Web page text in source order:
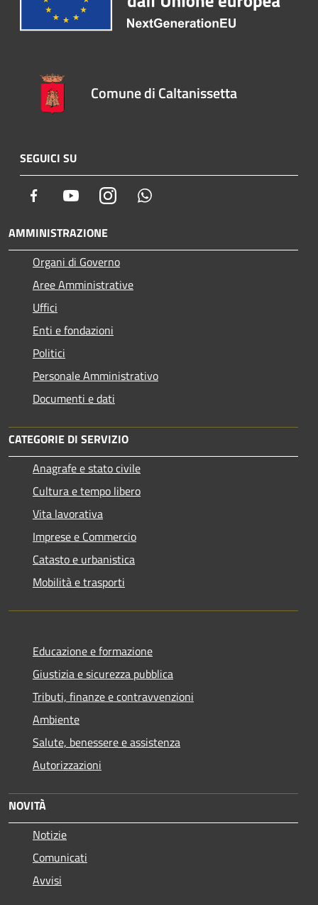
Comune di Caltanissetta
SEGUICI SU
Facebook YoutubeInstagram
AMMINISTRAZIONE
Organi di Governo
Aree Amministrative
Uffici
Enti e fondazioni
Politici
Personale Amministrativo
Documenti e dati
CATEGORIE DI SERVIZIO
Anagrafe e stato civile
Cultura e tempo libero
Vita lavorativa
Imprese e Commercio
Catasto e urbanistica
Mobilità e trasporti
Educazione e formazione
Giustizia e sicurezza pubblica
Tributi, finanze e contravvenzioni
Ambiente
Salute, benessere e assistenza
Autorizzazioni
NOVITÀ
Notizie
Comunicati
Avvisi